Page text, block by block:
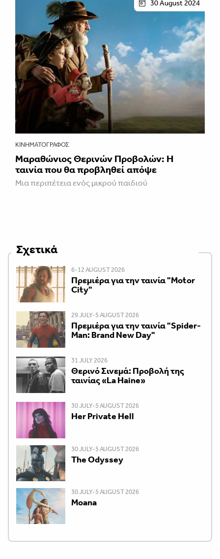
30 August 2024
ΚΙΝΗΜΑΤΟΓΡΆΦΟΣ
Μαραθώνιος Θερινών Προβολών: Η
ταινία που θα προβληθεί απόψε
Μια περιπέτεια ενός μικρού παιδιού
Σχετικά
6-12 AUGUST 2026
Πρεμιέρα για την ταινία "Motor
City"
29 JULY-5 AUGUST 2026
Πρεμιέρα για την ταινία "Spider-
Man: Brand New Day"
31 JULY 2026
Θερινό Σινεμά: Προβολή της
ταινίας «La Haine»
30 JULY-5 AUGUST 2026
Her Private Hell
30 JULY-5 AUGUST 2026
The Odyssey
30 JULY-5 AUGUST 2026
Moana